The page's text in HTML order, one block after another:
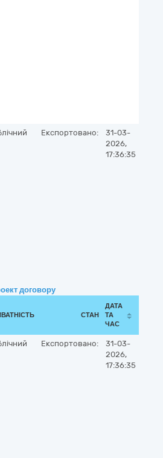
Експортовано:
31-03-
2026,
17:36:35
договору
СТАН
ДАТА
ТА
ЧАС
Експортовано:
31-03-
2026,
17:36:35